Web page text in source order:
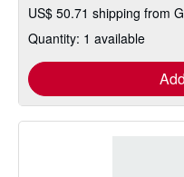
US$ 50.71 shipping from
Quantity: 1 available